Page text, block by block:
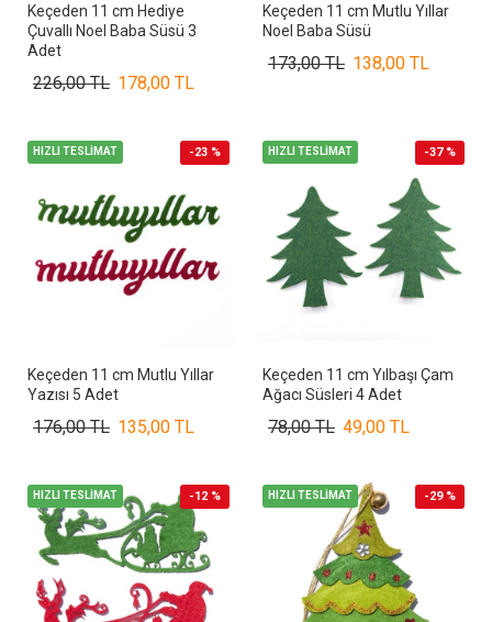
Keçeden 11 cm Hediye
Çuvallı Noel Baba Süsü 3
Adet
178,00 TL
226,00 TL
Keçeden 11 cm Mutlu Yıllar
Noel Baba Süsü
138,00 TL
173,00 TL
HIZLI TESLİMAT -23 %
Keçeden 11 cm Mutlu Yıllar
Yazısı 5 Adet
135,00 TL
176,00 TL
HIZLI TESLİMAT -37 %
Keçeden 11 cm Yılbaşı Çam
Ağacı Süsleri 4 Adet
49,00 TL
78,00 TL
HIZLI TESLİMAT -12 % HIZLI TESLİMAT -29 %